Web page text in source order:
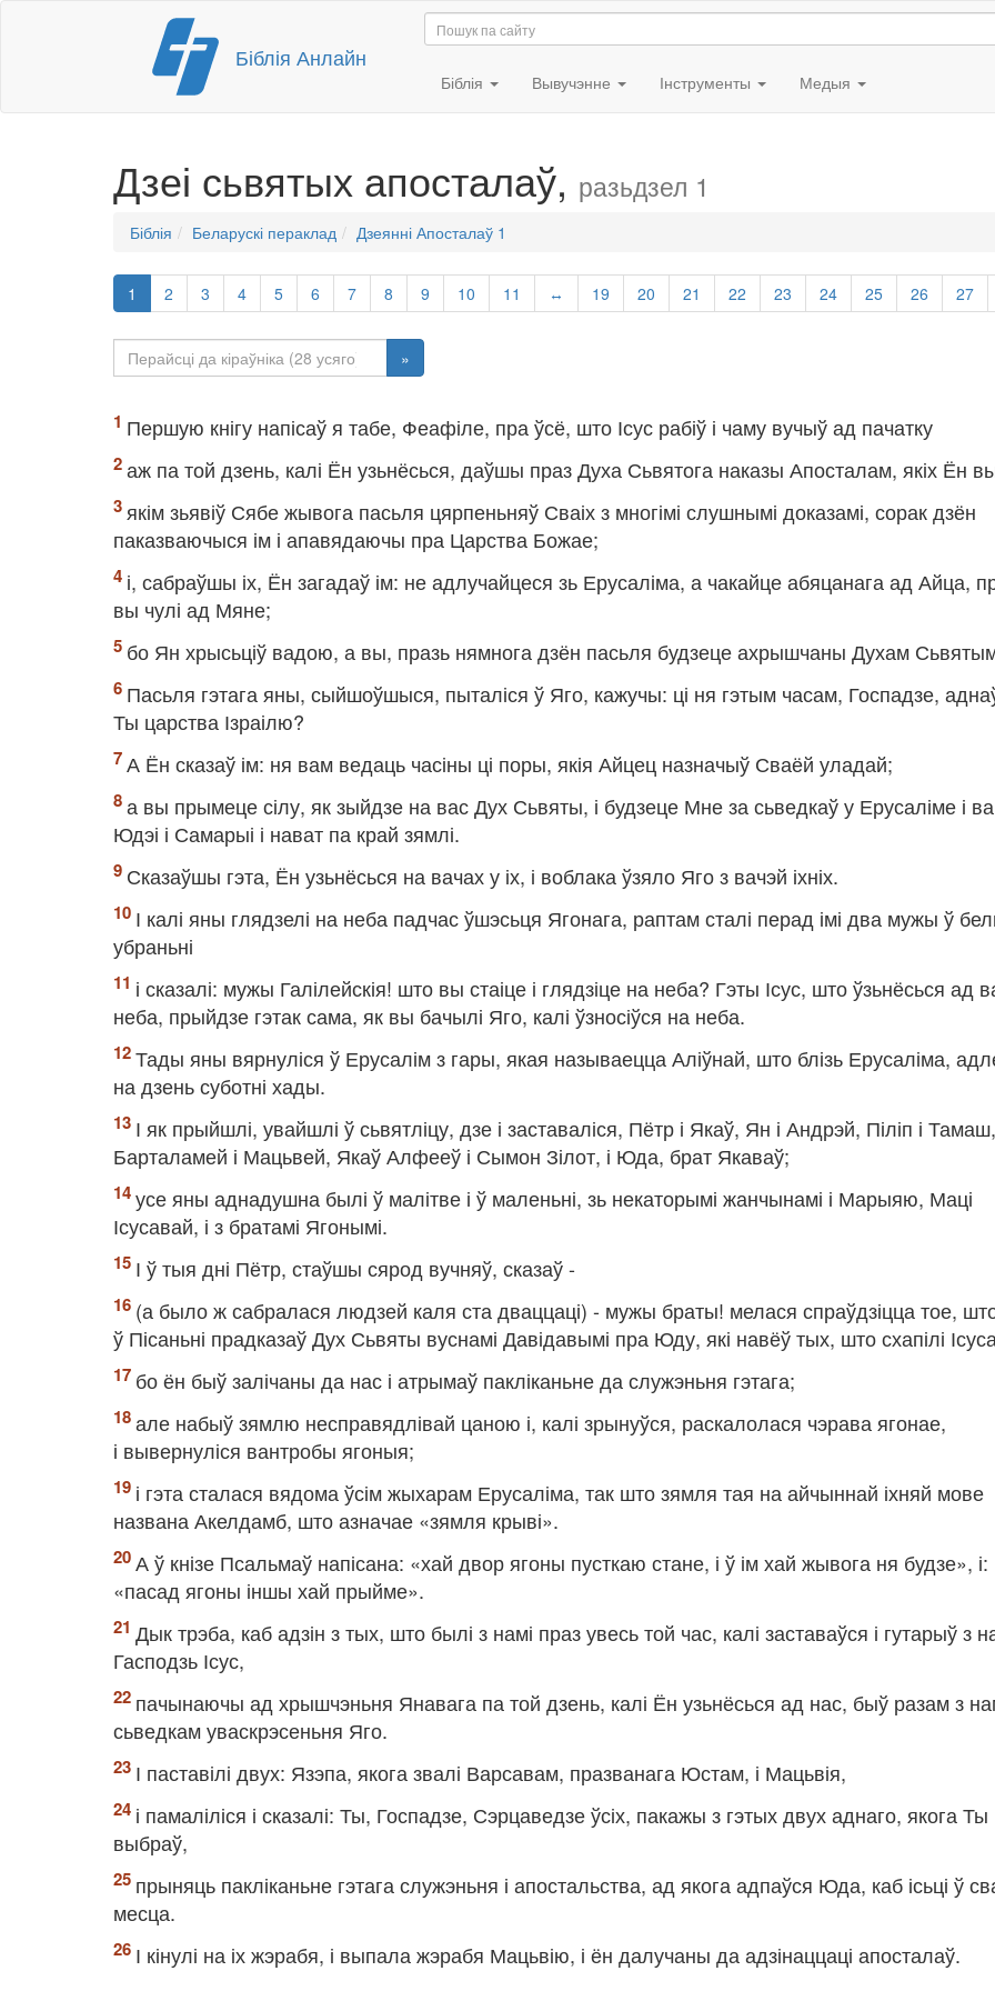
Перайсці
змесціва
Біблія Анлайн
Біблія Вывучэнне Інструменты Медыя
Дзеі сьвятых апосталаў, разьдзел 1
Біблія Беларускі пераклад Дзеянні Апосталаў 1
1 2 3 4 5 6 7 8 9 10 11 ↔ 19 20 21 22 23 24 25 26 27
»
Першую кнігу напісаў я табе, Феафіле, пра ўсё, што Ісус рабіў і чаму вучыў ад пачатку
аж па той дзень, калі Ён узьнёсься, даўшы праз Духа Сьвятога наказы Апосталам, якіх Ён
якім зьявіў Сябе жывога пасьля цярпеньняў Сваіх з многімі слушнымі доказамі, сорак дзён
паказваючыся ім і апавядаючы пра Царства Божае;
і, сабраўшы іх, Ён загадаў ім: не адлучайцеся зь Ерусаліма, а чакайце абяцанага ад Айца,
вы чулі ад Мяне;
бо Ян хрысьціў вадою, а вы, празь нямнога дзён пасьля будзеце ахрышчаны Духам
Пасьля гэтага яны, сыйшоўшыся, пыталіся ў Яго, кажучы: ці ня гэтым часам, Госпадзе,
Ты царства Ізраілю?
А Ён сказаў ім: ня вам ведаць часіны ці поры, якія Айцец назначыў Сваёй уладай;
а вы прымеце сілу, як зыйдзе на вас Дух Сьвяты, і будзеце Мне за сьведкаў у Ерусаліме і
Юдэі і Самарыі і нават па край зямлі.
Сказаўшы гэта, Ён узьнёсься на вачах у іх, і воблака ўзяло Яго з вачэй іхніх.
І калі яны глядзелі на неба падчас ўшэсьця Ягонага, раптам сталі перад імі два мужы ў
убраньні
і сказалі: мужы Галілейскія! што вы стаіце і глядзіце на неба? Гэты Ісус, што ўзьнёсься ад
неба, прыйдзе гэтак сама, як вы бачылі Яго, калі ўзносіўся на неба.
Тады яны вярнуліся ў Ерусалім з гары, якая называецца Аліўнай, што блізь Ерусаліма,
на дзень суботні хады.
І як прыйшлі, увайшлі ў сьвятліцу, дзе і заставаліся, Пётр і Якаў, Ян і Андрэй, Піліп і Тамаш,
Барталамей і Мацьвей, Якаў Алфееў і Сымон Зілот, і Юда, брат Якаваў;
усе яны аднадушна былі ў малітве і ў маленьні, зь некаторымі жанчынамі і Марыяю, Маці
Ісусавай, і з братамі Ягонымі.
І ў тыя дні Пётр, стаўшы сярод вучняў, сказаў -
(а было ж сабралася людзей каля ста дваццаці) - мужы браты! мелася спраўдзіцца тое,
ў Пісаньні прадказаў Дух Сьвяты вуснамі Давідавымі пра Юду, які навёў тых, што схапілі
бо ён быў залічаны да нас і атрымаў пакліканьне да служэньня гэтага;
але набыў зямлю несправядлівай цаною і, калі зрынуўся, раскалолася чэрава ягонае,
і вывернуліся вантробы ягоныя;
і гэта сталася вядома ўсім жыхарам Ерусаліма, так што зямля тая на айчыннай іхняй мове
названа Акелдамб, што азначае «зямля крыві».
А ў кнізе Псальмаў напісана: «хай двор ягоны пусткаю стане, і ў ім хай жывога ня будзе», і:
«пасад ягоны іншы хай прыйме».
Дык трэба, каб адзін з тых, што былі з намі праз увесь той час, калі заставаўся і гутарыў з
Гасподзь Ісус,
пачынаючы ад хрышчэньня Янавага па той дзень, калі Ён узьнёсься ад нас, быў разам з
сьведкам уваскрэсеньня Яго.
І паставілі двух: Язэпа, якога звалі Варсавам, празванага Юстам, і Мацьвія,
і памаліліся і сказалі: Ты, Госпадзе, Сэрцаведзе ўсіх, пакажы з гэтых двух аднаго, якога Ты
выбраў,
прыняць пакліканьне гэтага служэньня і апостальства, ад якога адпаўся Юда, каб ісьці ў
месца.
І кінулі на іх жэрабя, і выпала жэрабя Мацьвію, і ён далучаны да адзінаццаці апосталаў.